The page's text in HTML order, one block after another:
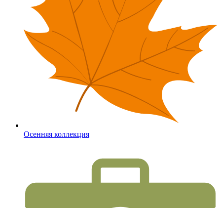
Осенняя коллекция